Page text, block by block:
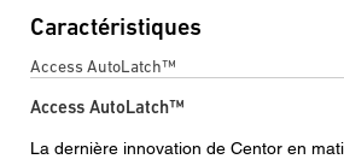
Caractéristiques
Access AutoLatch™
Access AutoLatch™
La dernière innovation de Centor en